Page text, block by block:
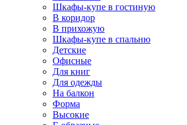
Шкафы-купе в гостиную
В коридор
В прихожую
Шкафы-купе в спальню
Детские
Офисные
Для книг
Для одежды
На балкон
Форма
Высокие